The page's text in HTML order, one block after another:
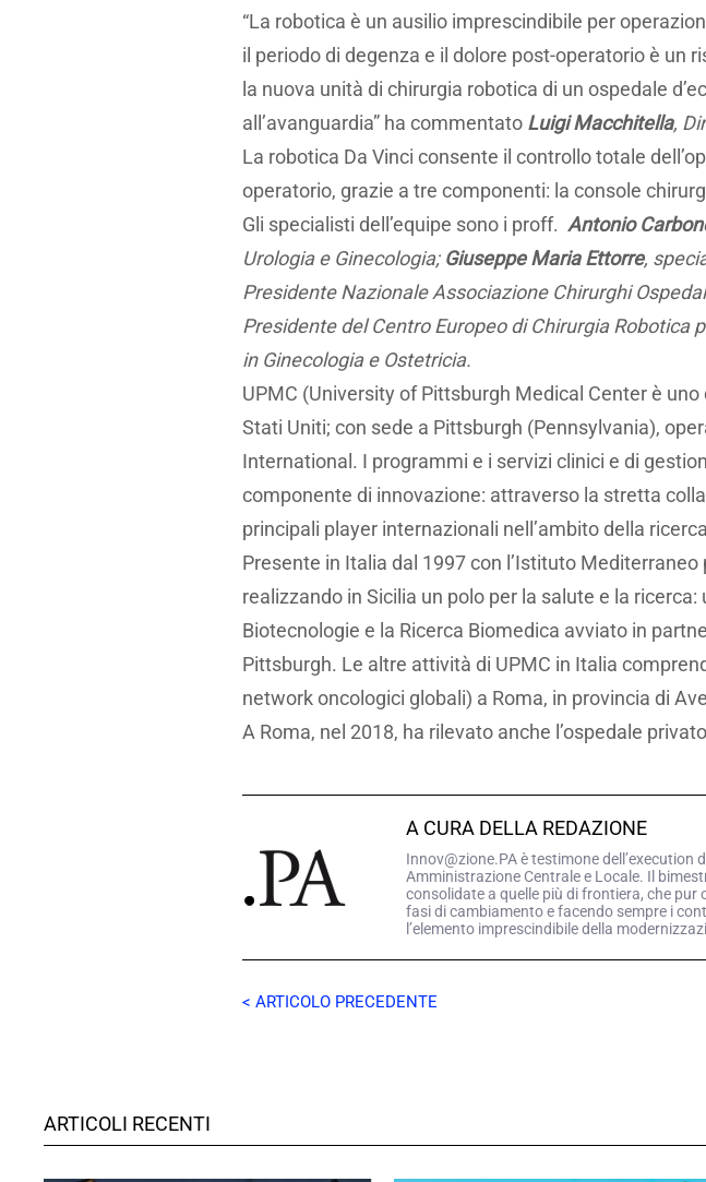
“La robotica è un ausilio imprescindibile per
il periodo di degenza e il dolore post-operatorio è un
la nuova unità di chirurgia robotica di un ospedale
all’avanguardia” ha commentato Luigi Macchitella,
La robotica Da Vinci consente il controllo totale
operatorio, grazie a tre componenti: la console
Gli specialisti dell’equipe sono i proff. Antonio
Urologia e Ginecologia; Giuseppe Maria Ettorre,
Presidente Nazionale Associazione Chirurghi
Presidente del Centro Europeo di Chirurgia Robotica
in Ginecologia e Ostetricia.
UPMC (University of Pittsburgh Medical Center è
Stati Uniti; con sede a Pittsburgh (Pennsylvania),
International. I programmi e i servizi clinici e di
componente di innovazione: attraverso la stretta
principali player internazionali nell’ambito della
Presente in Italia dal 1997 con l’Istituto
realizzando in Sicilia un polo per la salute e la
Biotecnologie e la Ricerca Biomedica avviato in
Pittsburgh. Le altre attività di UPMC in Italia
network oncologici globali) a Roma, in provincia di
A Roma, nel 2018, ha rilevato anche l’ospedale
A CURA DELLA REDAZIONE
Innov@zione.PA è testimone dell’execution
Amministrazione Centrale e Locale. Il
consolidate a quelle più di frontiera, che
fasi di cambiamento e facendo sempre i
l’elemento imprescindibile della
< ARTICOLO PRECEDENTE
ARTICOLI RECENTI